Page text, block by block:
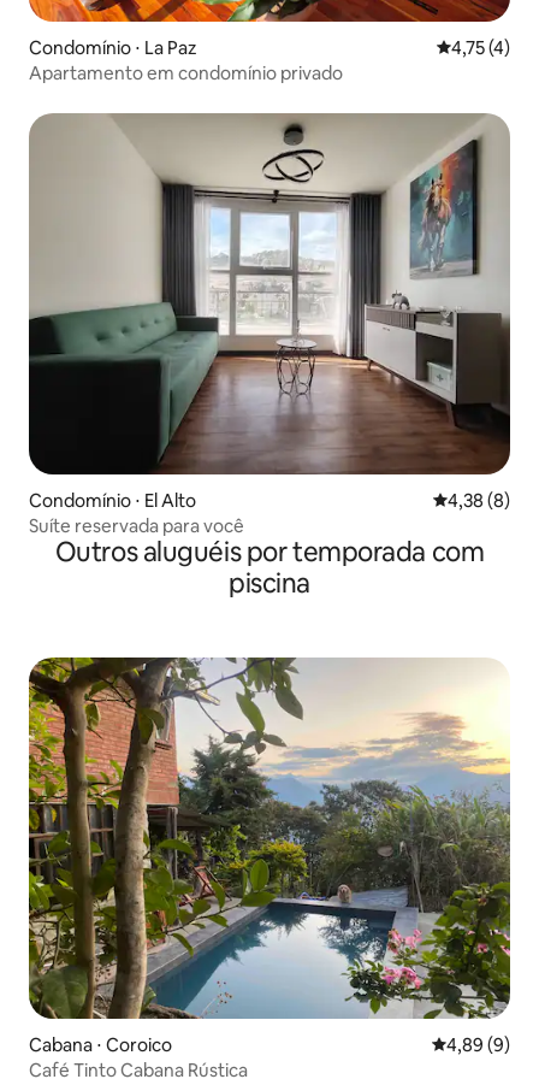
Condomínio ⋅ La Paz 4,75 de
4,75 (4)
Apartamento em condomínio privado
Condomínio ⋅ El Alto 4,38 de uma
4,38 (8)
Suíte reservada para você
Outros aluguéis por temporada com
piscina
Cabana ⋅ Coroico 4,89 de uma
4,89 (9)
Café Tinto Cabana Rústica